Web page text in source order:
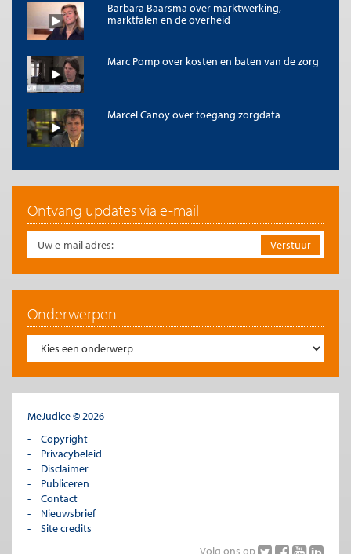
Barbara Baarsma over marktwerking,
marktfalen en de overheid
Marc Pomp over kosten en baten van de zorg
Marcel Canoy over toegang zorgdata
Ontvang updates via e-mail
Onderwerpen
MeJudice © 2026
Copyright
Privacybeleid
Disclaimer
Publiceren
Contact
Nieuwsbrief
Site credits
Volg ons op